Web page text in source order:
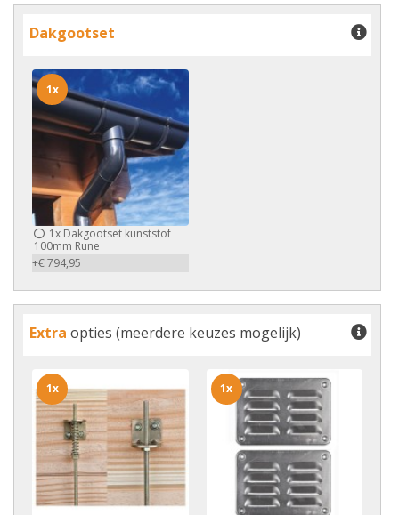
Dakgootset
1x Dakgootset kunststof
100mm Rune
+€ 794,95
1x
Extra opties (meerdere keuzes mogelijk)
1x 1x